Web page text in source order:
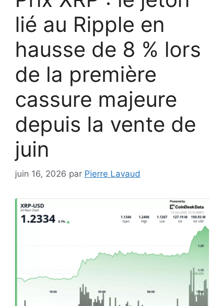
lié au Ripple en
hausse de 8 % lors
de la première
cassure majeure
depuis la vente de
juin
juin 16, 2026 par Pierre Lavaud